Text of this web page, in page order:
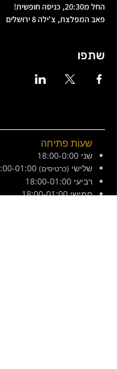
החל מ20:30, כניסה חופשית!
פאב המפלצת, צ'ילה 8 ירושלים
שתפו
שעות פתיחה
שני 18:00-0:00
שלישי (כרטיסים)
רביעי 18:00-01:00
חמישי 18:00-01:00